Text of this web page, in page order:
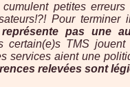
petites
Pour terminer
pas une
certain(e)s TMS
services aient une
relevées sont